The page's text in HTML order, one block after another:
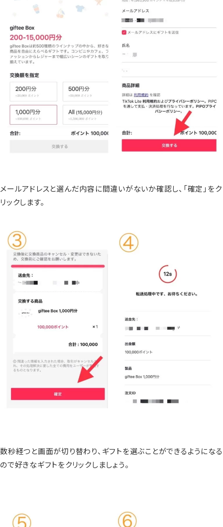
メールアドレスと選んだ内容に間違いがないか確認し、「確定」をク
リックします。
数秒経つと画面が切り替わり、ギフトを選ぶことができるようになる
ので好きなギフトをクリックしましょう。